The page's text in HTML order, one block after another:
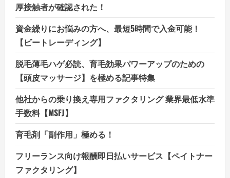
厚接触者が確認された！
資金繰りにお悩みの方へ、最短5時間で入金可能！
【ビートレーディング】
脱毛薄毛ハゲ必読、育毛効果パワーアップのための
【頭皮マッサージ】を極める記事特集
他社からの乗り換え専用ファクタリング 業界最低水準
手数料【MSFJ】
育毛剤「副作用」極める！
フリーランス向け報酬即日払いサービス【ペイトナー
ファクタリング】